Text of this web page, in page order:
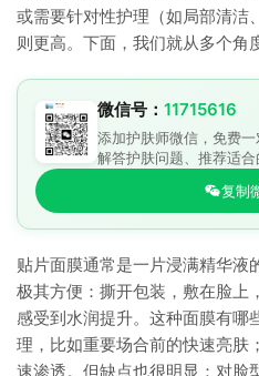
或需要针对性护理（如局部清洁
则更高。下面，我们就从多个角
微信号： 11715616
添加护肤师微信，免费一
解答护肤问题、推荐适合
复制
贴片面膜通常是一片浸满精华液
极其方便：撕开包装，敷在脸上
感受到水润提升。这种面膜有哪
理，比如重要场合前的快速亮肤
速渗透。但缺点也很明显：对脸